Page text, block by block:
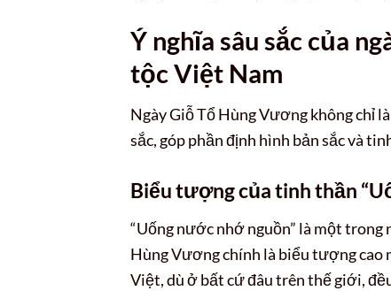
Ý nghĩa sâu sắc của
tộc Việt Nam
Ngày Giỗ Tổ Hùng Vương không chỉ
sắc, góp phần định hình bản sắc và
Biểu tượng của tinh thần
“Uống nước nhớ nguồn” là một
Hùng Vương chính là biểu tượng
Việt, dù ở bất cứ đâu trên thế giới,